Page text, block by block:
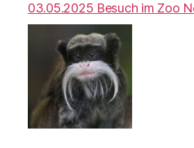
03.05.2025 Besuch im Zoo